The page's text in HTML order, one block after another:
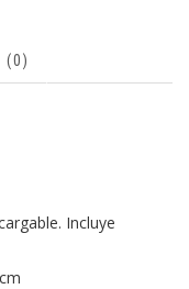
(0)
Incluye